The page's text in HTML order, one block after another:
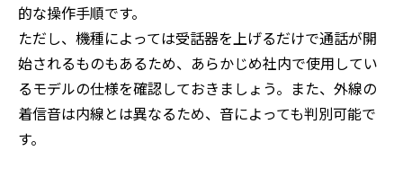
的な操作手順です。
ただし、機種によっては受話器を上げるだけで通話が開
始されるものもあるため、あらかじめ社内で使用してい
るモデルの仕様を確認しておきましょう。また、外線の
着信音は内線とは異なるため、音によっても判別可能で
す。